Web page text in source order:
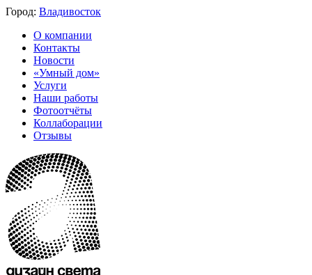
Город: Владивосток
О компании
Контакты
Новости
«Умный дом»
Услуги
Наши работы
Фотоотчёты
Коллаборации
Отзывы